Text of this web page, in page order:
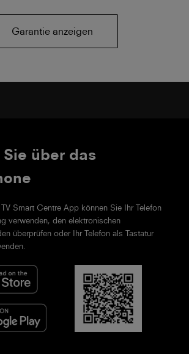
Garantie anzeigen
Sie über das
Smart Centre App können Sie Ihr Telefon
verwenden, den elektronischen
überprüfen oder Ihr Telefon als Tastatur